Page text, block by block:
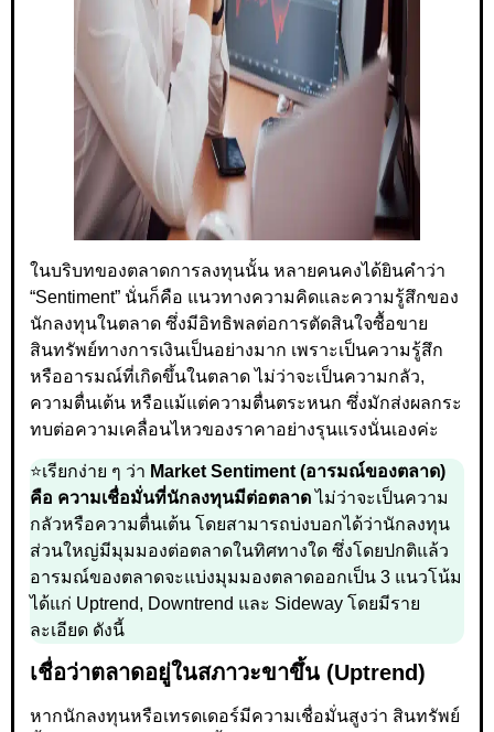
ในบริบทของตลาดการลงทุนนั้น หลายคนคงได้ยินคำว่า
“Sentiment” นั่นก็คือ แนวทางความคิดและความรู้สึกของ
นักลงทุนในตลาด ซึ่งมีอิทธิพลต่อการตัดสินใจซื้อขาย
สินทรัพย์ทางการเงินเป็นอย่างมาก เพราะเป็นความรู้สึก
หรืออารมณ์ที่เกิดขึ้นในตลาด ไม่ว่าจะเป็นความกลัว,
ความตื่นเต้น หรือแม้แต่ความตื่นตระหนก ซึ่งมักส่งผลกระ
ทบต่อความเคลื่อนไหวของราคาอย่างรุนแรงนั่นเองค่ะ
⭐เรียกง่าย ๆ ว่า Market Sentiment (อารมณ์ของตลาด)
คือ ความเชื่อมั่นที่นักลงทุนมีต่อตลาดไม่ว่าจะเป็นความ
กลัวหรือความตื่นเต้น โดยสามารถบ่งบอกได้ว่านักลงทุน
ส่วนใหญ่มีมุมมองต่อตลาดในทิศทางใด ซึ่งโดยปกติแล้ว
อารมณ์ของตลาดจะแบ่งมุมมองตลาดออกเป็น 3 แนวโน้ม
ได้แก่ Uptrend, Downtrend และ Sideway โดยมีราย
ละเอียด ดังนี้
เชื่อว่าตลาดอยู่ในสภาวะขาขึ้น (Uptrend)
หากนักลงทุนหรือเทรดเดอร์มีความเชื่อมั่นสูงว่า สินทรัพย์